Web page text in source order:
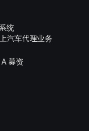
统
汽车代理业务
募资